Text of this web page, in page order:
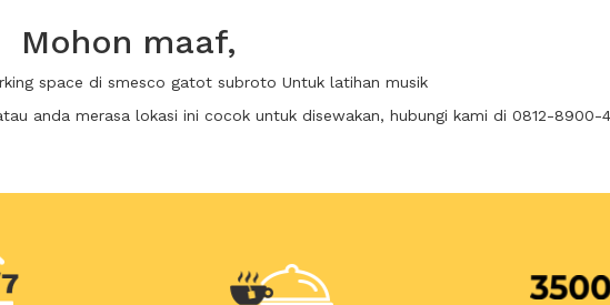
Mohon maaf,
space di smesco gatot subroto Untuk latihan musik
anda merasa lokasi ini cocok untuk disewakan, hubungi kami di 0812-8900-